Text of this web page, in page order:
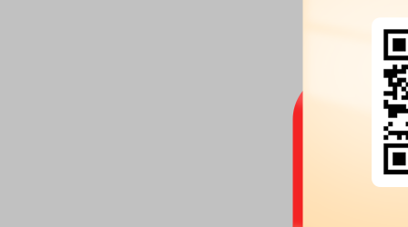
2026年06月30
29日，袁洋等股东共减持4笔，
股东增减持日：
2026年06月30
29日，张家港保税区华赢二号
持2笔，共减持123.4621万股
《
司关于控股股东、实际控制人的